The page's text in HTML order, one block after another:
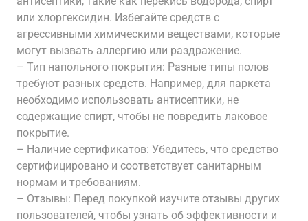
или хлоргексидин. Избегайте средств с
агрессивными химическими веществами, которые
могут вызвать аллергию или раздражение.
– Тип напольного покрытия: Разные типы полов
требуют разных средств. Например, для паркета
необходимо использовать антисептики, не
содержащие спирт, чтобы не повредить лаковое
покрытие.
– Наличие сертификатов: Убедитесь, что средство
сертифицировано и соответствует санитарным
нормам и требованиям.
– Отзывы: Перед покупкой изучите отзывы других
пользователей, чтобы узнать об эффективности и